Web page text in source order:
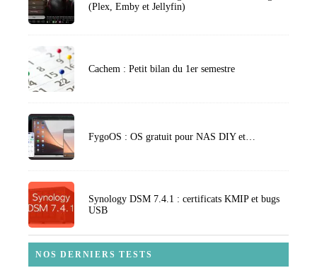
(Plex, Emby et Jellyfin)
Cachem : Petit bilan du 1er semestre
FygoOS : OS gratuit pour NAS DIY et…
Synology DSM 7.4.1 : certificats KMIP et bugs
USB
NOS DERNIERS TESTS